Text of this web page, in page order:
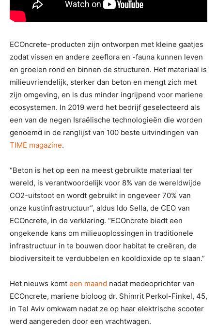
ECOncrete-producten zijn ontworpen met kleine gaatjes
zodat vissen en andere zeeflora en -fauna kunnen leven
en groeien rond en binnen de structuren. Het materiaal is
milieuvriendelijk, sterker dan beton en mengt zich met
zijn omgeving, en is dus minder ingrijpend voor mariene
ecosystemen. In 2019 werd het bedrijf geselecteerd als
een van de negen Israëlische technologieën die worden
genoemd in de ranglijst van 100 beste uitvindingen van
TIME magazine.
“Beton is het op een na meest gebruikte materiaal ter
wereld, is verantwoordelijk voor 8% van de wereldwijde
CO2-uitstoot en wordt gebruikt in ongeveer 70% van
onze kustinfrastructuur”, aldus Ido Sella, de CEO van
ECOncrete, in de verklaring. “ECOncrete biedt een
ongekende kans om milieuoplossingen in traditionele
infrastructuur in te bouwen door habitat te creëren, de
biodiversiteit te verdubbelen en kooldioxide op te slaan.”
Het nieuws komt een maand nadat medeoprichter van
ECOncrete, mariene bioloog dr. Shimrit Perkol-Finkel, 45,
in Tel Aviv omkwam nadat ze op haar elektrische scooter
werd aangereden door een vrachtwagen.